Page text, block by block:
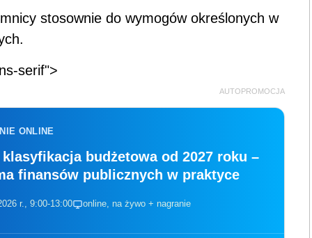
stosownie do wymogów określonych w
serif">
AUTOPROMOCJA
ONLINE
klasyfikacja budżetowa od 2027 roku –
finansów publicznych w praktyce
r., 9:00-13:00 online, na żywo + nagranie